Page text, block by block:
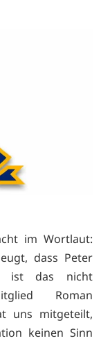
im Wortlaut:
dass Peter
ist das nicht
Roman
uns mitgeteilt,
keinen Sinn